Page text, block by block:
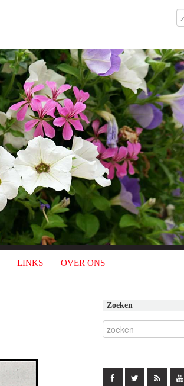
LINKS OVER ONS
Zoeken